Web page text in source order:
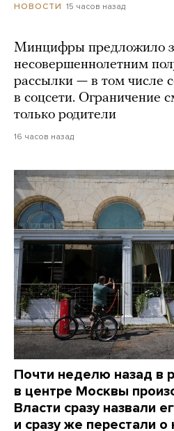
НОВОСТИ 15 часов назад
Минцифры предложило
несовершеннолетним
рассылки — в том числе
в соцсети. Ограничение
только родители
16 часов назад
Почти неделю назад в
в центре Москвы
Власти сразу назвали
и сразу же перестали о